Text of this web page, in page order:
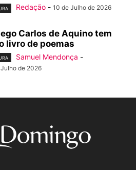
Redação - 10 de Julho de 2026
Carlos de Aquino tem
livro de poemas
Samuel Mendonça -
de 2026